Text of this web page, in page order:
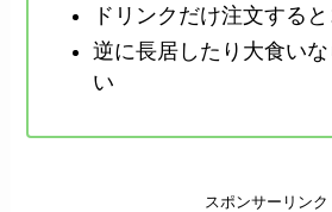
ドリンクだけ注文する
逆に長居したり大食い
い
スポンサーリンク